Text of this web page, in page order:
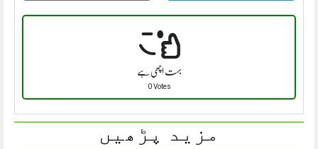
بہت اچھی ہے
0 Votes
مزید پڑھیں